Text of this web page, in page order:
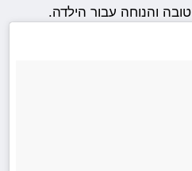
והנוחה עבור הילדה.